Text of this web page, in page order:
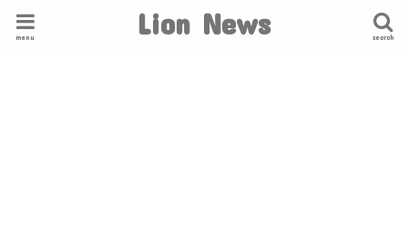
Lion News search
menu